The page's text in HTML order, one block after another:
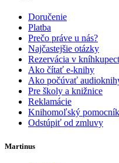
Doručenie
Platba
Prečo práve u nás?
Najčastejšie otázky
Rezervácia v
Ako čítať e-knihy
Ako počúvať
Pre školy a knižnice
Reklamácie
Knihomoľský pomocník
Odstúpiť od zmluvy
Martinus